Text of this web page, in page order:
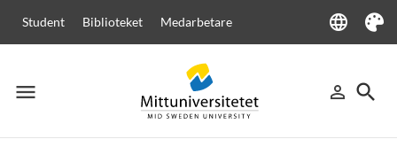
Student Biblioteket Medarbetare language
Language
Tema
menu
Meny person_outline
Logga in
search
Sök